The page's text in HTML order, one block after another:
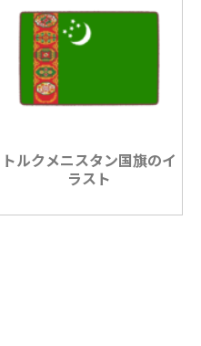
トルクメニスタン国旗のイ
ラスト